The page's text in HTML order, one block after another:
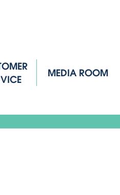
MEDIA ROOM